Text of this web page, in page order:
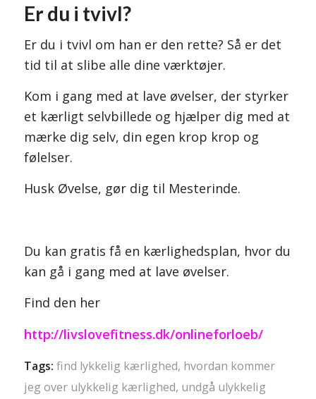
Er du i tvivl?
Er du i tvivl om han er den rette? Så er det
tid til at slibe alle dine værktøjer.
Kom i gang med at lave øvelser, der styrker
et kærligt selvbillede og hjælper dig med at
mærke dig selv, din egen krop krop og
følelser.
Husk Øvelse, gør dig til Mesterinde.
Du kan gratis få en kærlighedsplan, hvor du
kan gå i gang med at lave øvelser.
Find den her
http://livslovefitness.dk/onlineforloeb/
Tags: find lykkelig kærlighed, hvordan kommer
jeg over ulykkelig kærlighed, undgå ulykkelig